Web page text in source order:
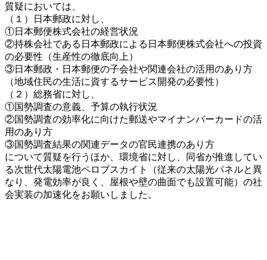
質疑においては、
（１）日本郵政に対し、
①日本郵便株式会社の経営状況
②持株会社である日本郵政による日本郵便株式会社への投資
の必要性（生産性の徹底向上）
③日本郵政・日本郵便の子会社や関連会社の活用のあり方
（地域住民の生活に資するサービス開発の必要性）
（２）総務省に対し、
①国勢調査の意義、予算の執行状況
②国勢調査の効率化に向けた郵送やマイナンバーカードの活
用のあり方
③国勢調査結果の関連データの官民連携のあり方
について質疑を行うほか、環境省に対し、同省が推進してい
る次世代太陽電池ペロブスカイト（従来の太陽光パネルと異
なり、発電効率が良く、屋根や壁の曲面でも設置可能）の社
会実装の加速化をお願いしました。